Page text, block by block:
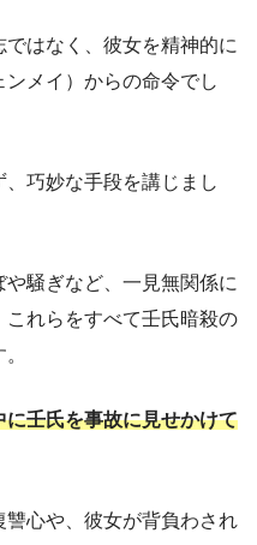
はなく、彼女を精神的に
メイ）からの命令でし
巧妙な手段を講じまし
騒ぎなど、一見無関係に
これらをすべて壬氏暗殺の
に壬氏を事故に見せかけて
心や、彼女が背負わされ